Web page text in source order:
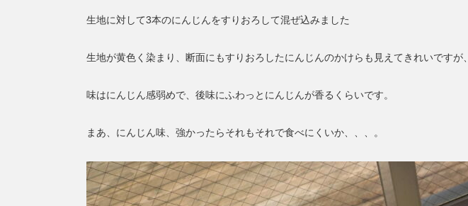
生地に対して3本のにんじんをすりおろして混ぜ込みました
生地が黄色く染まり、断面にもすりおろしたにんじんのかけらも見えてきれいですが、
味はにんじん感弱めで、後味にふわっとにんじんが香るくらいです。
まあ、にんじん味、強かったらそれもそれで食べにくいか、、、。